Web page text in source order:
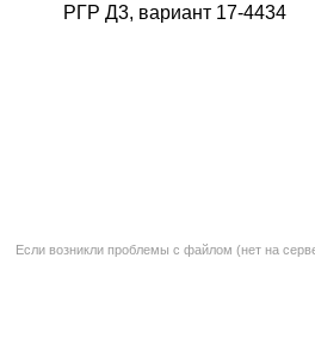
РГР Д3, вариант 17-4434
Если возникли проблемы с файлом (нет на